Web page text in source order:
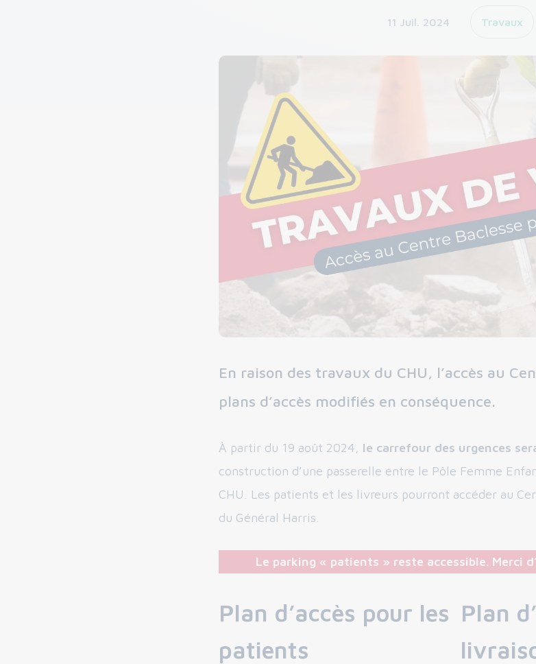
11 Juil. 2024 Travaux
En raison des travaux du CHU, l’accès au
plans d’accès modifiés en conséquence.
À partir du 19 août 2024, le carrefour des urgences
construction d’une passerelle entre le Pôle Femme
CHU. Les patients et les livreurs pourront accéder au
du Général Harris.
Le parking « patients » reste accessible. Merci
Plan d’accès pour les
patients
Plan